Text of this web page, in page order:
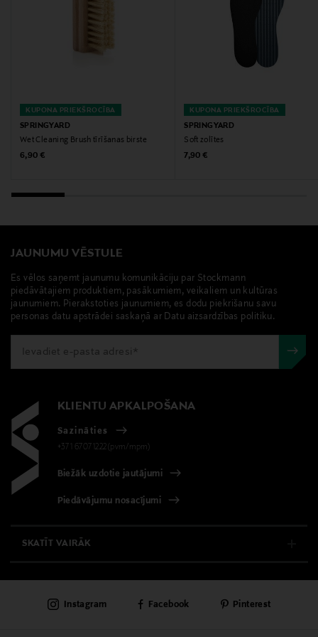
tīrīšanas birste, Shoe Therapy, apavu birste
KUPONA PRIEKŠROCĪBA
SPRINGYARD
Wet Cleaning Brush tīrīšanas birste
Original Price
6,90 €
KUPONA PRIEKŠROCĪBA
SPRINGYARD
Soft zolītes
Original Price
7,90 €
JAUNUMU VĒSTULE
Es vēlos saņemt jaunumu komunikāciju par Stockmann
piedāvātajiem produktiem, pasākumiem, veikaliem un kultūras
jaunumiem. Pierakstoties jaunumiem, es dodu piekrišanu savu
personas datu apstrādei saskaņā ar Datu aizsardzības politiku.
KLIENTU APKALPOŠANA
Sazināties
+371 67071222(pvm/mpm)
Biežāk uzdotie jautājumi
Piedāvājumu nosacījumi
SKATĪT VAIRĀK
KLIENTU APKALPOŠANA
Instagram Facebook Pinterest